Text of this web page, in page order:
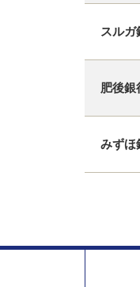
スルガ
肥後銀
みずほ